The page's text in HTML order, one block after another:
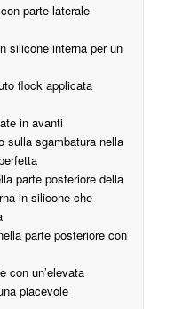
parte laterale
silicone interna per un
flock applicata
in avanti
sulla sgambatura nella
parte posteriore della
in silicone che
parte posteriore con
con un’elevata
piacevole